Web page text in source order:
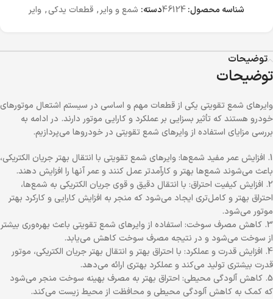
شناسه محصول:46124دسته: شمع و وایر, قطعات یدکی, وایر
توضیحات
توضیحات
وایرهای شمع تقویتی یکی از قطعات مهم و اساسی در سیستم اشتعال موتورهای
خودرو هستند که تأثیر بسزایی بر عملکرد و کارایی موتور دارند. در ادامه به
بررسی مزایای استفاده از وایرهای شمع تقویتی در خودروها می‌پردازیم.
1. افزایش عمر مفید شمع‌ها: وایرهای شمع تقویتی با انتقال بهتر جریان الکتریکی،
باعث می‌شوند شمع‌ها بهتر و کارآمدتر عمل کنند و عمر آنها را افزایش دهند.
2. افزایش کیفیت احتراق: با انتقال دقیق و قوی جریان الکتریکی به شمع‌ها،
احتراق بهتر و کامل‌تری ایجاد می‌شود که منجر به افزایش کارایی و کارکرد بهتر
موتور می‌شود.
3. کاهش مصرف سوخت: استفاده از وایرهای شمع تقویتی باعث بهره‌وری بیشتر
از سوخت می‌شود و در نتیجه مصرف سوخت کاهش می‌یابد.
4. افزایش قدرت و عملکرد: با احتراق بهتر و انتقال بهتر جریان الکتریکی، موتور
قدرت بیشتری تولید می‌کند و عملکرد بهتری ارائه می‌دهد.
5. کاهش آلودگی محیطی: احتراق بهتر به مصرف بهینه سوخت منجر می‌شود
که کمک به کاهش آلودگی محیطی و محافظت از محیط زیست می‌کند.